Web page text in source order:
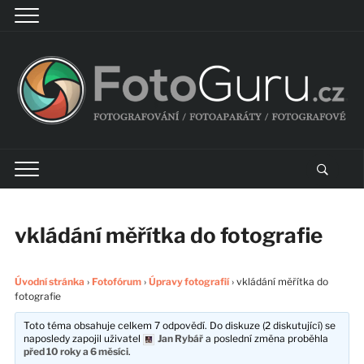
vkládání měřítka do fotografie
Úvodní stránka › Fotofórum › Úpravy fotografií › vkládání měřítka do
fotografie
Toto téma obsahuje celkem 7 odpovědí. Do diskuze (2 diskutující) se
naposledy zapojil uživatel
Jan Rybář a poslední změna proběhla
před 10 roky a 6 měsíci.